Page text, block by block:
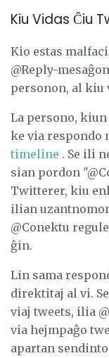
Kiu Vidas Ĉiu
Kio estas
@Reply-
personon, al kiu
La persono,
ke via respondo
timeline . Se ili
sian pordon
Twitterer, kiu
ilian
@Conektu
ĝin.
Lin sama
direktitaj al vi.
viaj tweets, ilia
via hejmpaĝo
apartan